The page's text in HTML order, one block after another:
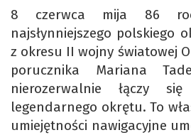
8 czerwca mija 86
najsłynniejszego polskiego
z okresu II wojny światowej
porucznika Mariana
nierozerwalnie łączy
legendarnego okrętu. To
umiejętności nawigacyjne